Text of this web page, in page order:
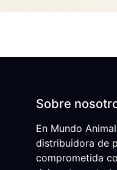
Sobre
En Mundo
distribuidora de
comprometida